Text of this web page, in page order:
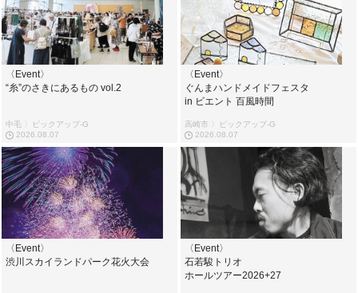
〈Event〉
“糸”のさきにあるもの vol.2
中毛 〉ピックアップ-G
2026.08.07
〈Event〉
ぐんまハンドメイドフェスタ
in ビエント 百風時間
高崎市 〉ピックアップ-G
2026.08.07
〈Event〉
渋川スカイランドパーク花火大会
〈Event〉
石若駿トリオ
ホールツアー2026+27